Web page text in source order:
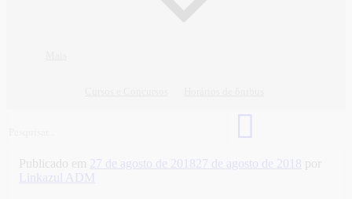
Publicado em 27 de agosto de 2018 27 de agosto de 2018 por
Linkazul ADM